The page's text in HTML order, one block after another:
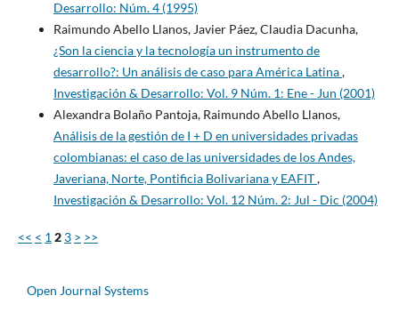
Desarrollo: Núm. 4 (1995)
Raimundo Abello Llanos, Javier Páez, Claudia Dacunha,
¿Son la ciencia y la tecnología un instrumento de
desarrollo?: Un análisis de caso para América Latina,
Investigación & Desarrollo: Vol. 9 Núm. 1: Ene - Jun (2001)
Alexandra Bolaño Pantoja, Raimundo Abello Llanos,
Análisis de la gestión de I + D en universidades privadas
colombianas: el caso de las universidades de los Andes,
Javeriana, Norte, Pontificia Bolivariana y EAFIT,
Investigación & Desarrollo: Vol. 12 Núm. 2: Jul - Dic (2004)
<< < 1 2 3 > >>
Open Journal Systems